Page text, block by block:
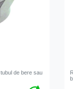
de bere sau